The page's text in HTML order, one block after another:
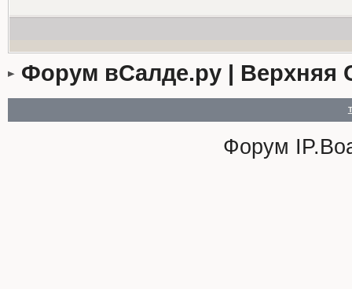
Форум вСалде.ру | Верхняя
Форум